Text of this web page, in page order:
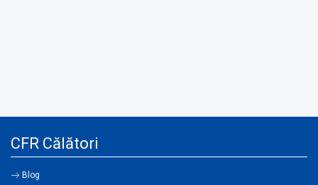
CFR Călători
Blog